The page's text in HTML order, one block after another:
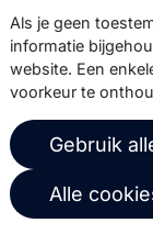
POST
/
s
GET
Als je geen
informatie
website. Een
voorkeur te
Gebruik
Alle